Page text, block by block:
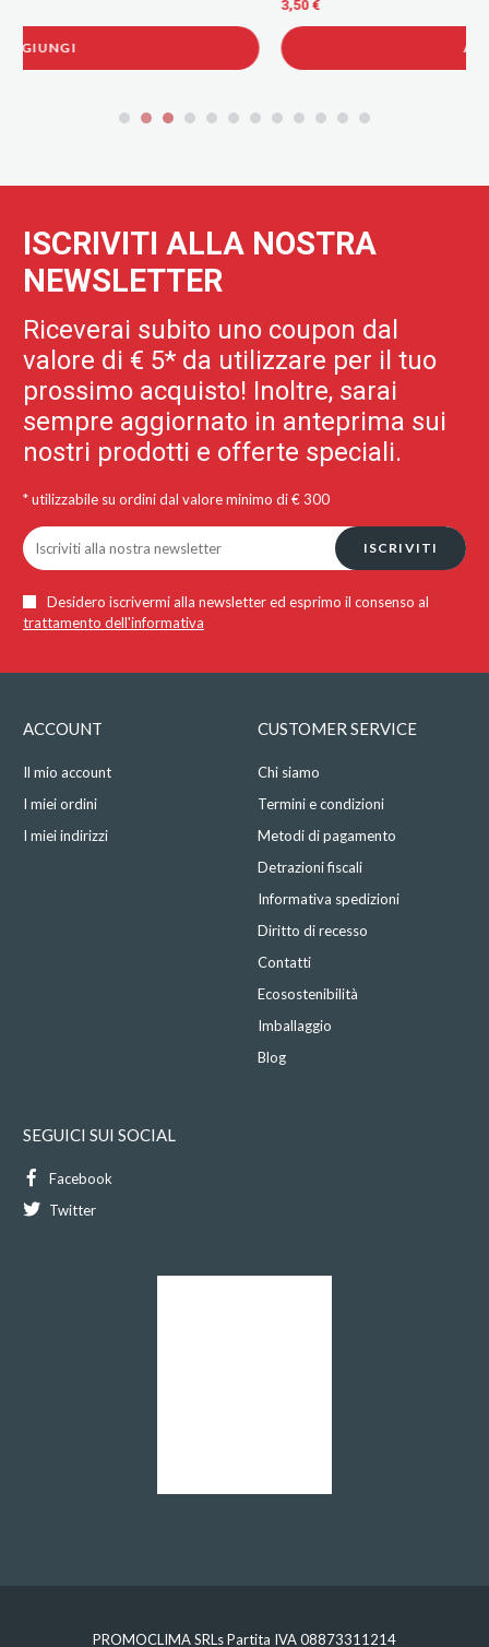
AGGIUNGI
ISCRIVITI ALLA NOSTRA
NEWSLETTER
Riceverai subito uno coupon dal
valore di € 5* da utilizzare per il tuo
prossimo acquisto! Inoltre, sarai
sempre aggiornato in anteprima sui
nostri prodotti e offerte speciali.
* utilizzabile su ordini dal valore minimo di € 300
ISCRIVITI
Desidero iscrivermi alla newsletter ed esprimo il consenso al
trattamento dell'informativa
ACCOUNT
Il mio account
I miei ordini
I miei indirizzi
CUSTOMER SERVICE
Chi siamo
Termini e condizioni
Metodi di pagamento
Detrazioni fiscali
Informativa spedizioni
Diritto di recesso
Contatti
Ecosostenibilità
Imballaggio
Blog
SEGUICI SUI SOCIAL
Facebook
Twitter
PROMOCLIMA SRLs Partita IVA 08873311214